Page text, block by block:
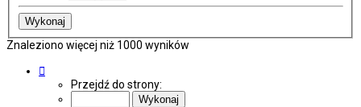
Znaleziono więcej niż 1000 wyników
Przejdź do strony: